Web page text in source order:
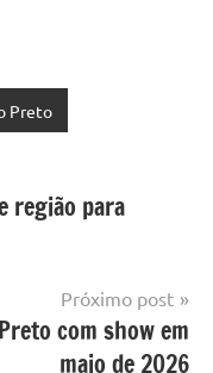
Preto
região para
Próximo post
com show em
maio de 2026